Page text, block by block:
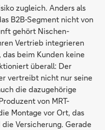
zugleich. Anders als
B2B-Segment nicht von
gehört Nischen-
Vertrieb integrieren
beim Kunden keine
überall: Der
vertreibt nicht nur seine
die dazugehörige
von MRT-
Montage vor Ort, das
Versicherung. Gerade